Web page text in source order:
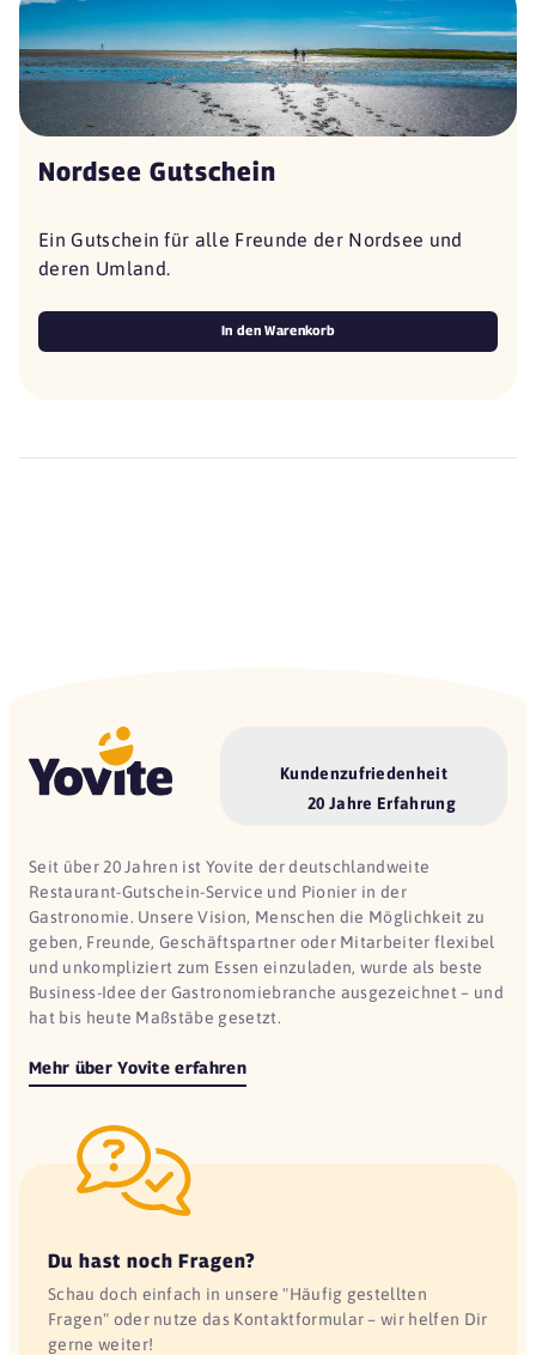
Nordsee Gutschein
Ein Gutschein für alle Freunde der Nordsee und
deren Umland.
In den Warenkorb
Kundenzufriedenheit
20 Jahre Erfahrung
Seit über 20 Jahren ist Yovite der deutschlandweite
Restaurant-Gutschein-Service und Pionier in der
Gastronomie. Unsere Vision, Menschen die Möglichkeit zu
geben, Freunde, Geschäftspartner oder Mitarbeiter flexibel
und unkompliziert zum Essen einzuladen, wurde als beste
Business-Idee der Gastronomiebranche ausgezeichnet – und
hat bis heute Maßstäbe gesetzt.
Mehr über Yovite erfahren
Du hast noch Fragen?
Schau doch einfach in unsere "Häufig gestellten
Fragen" oder nutze das Kontaktformular – wir helfen Dir
gerne weiter!